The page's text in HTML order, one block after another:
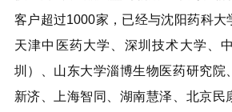
客户超过1000家，已经与沈阳药科大
天津中医药大学、深圳技术大学、
圳）、山东大学淄博生物医药研究院
新济、上海智同、湖南慧泽、北京民